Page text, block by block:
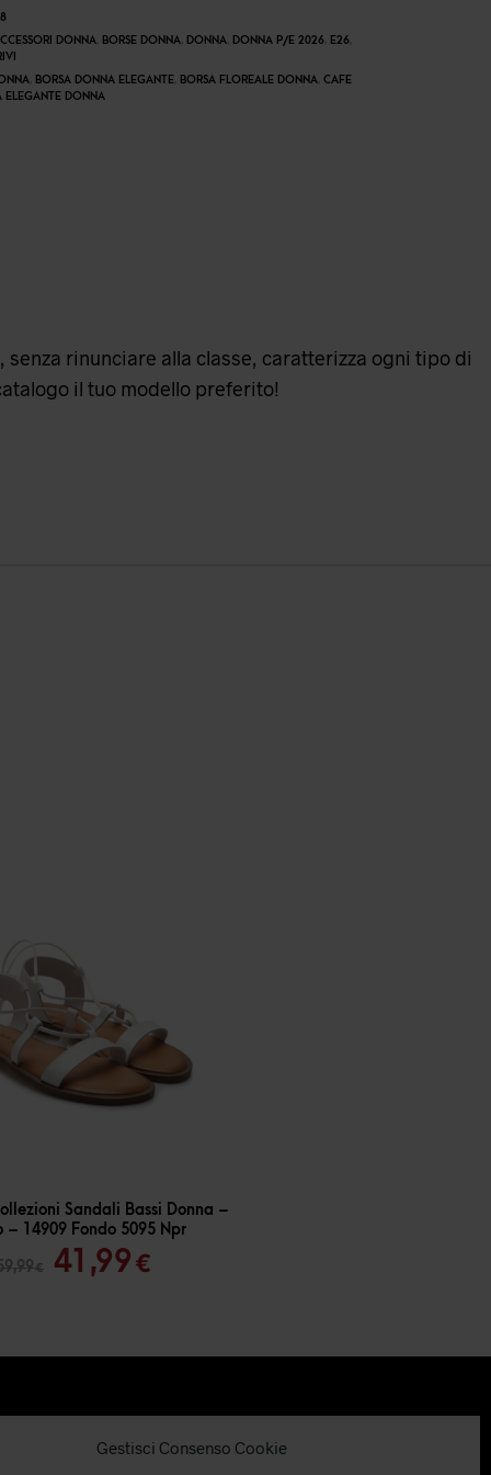
Gestisci Consenso Cookie
DONNA, BORSE DONNA, DONNA, DONNA P/E 2026, E26,
, BORSA DONNA ELEGANTE, BORSA FLOREALE DONNA, CAFE
ELEGANTE DONNA
rinunciare alla classe, caratterizza ogni tipo di
il tuo modello preferito!
Sandali Bassi Donna –
– 14909 Fondo 5095 Npr
€
Il
era:
41,99€Il
è: